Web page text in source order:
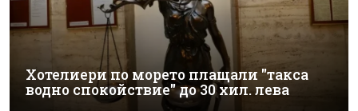
Хотелиери по морето плащали "такса
водно спокойствие" до 30 хил. лева